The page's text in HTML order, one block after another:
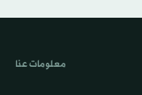
معلومات عنا